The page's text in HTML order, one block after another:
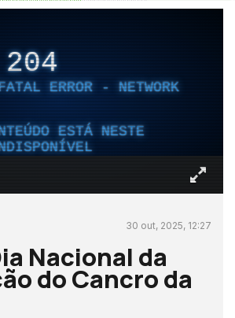
204
ERROR - NETWORK
ESTÁ NESTE
30 out, 2025, 12:27
Nacional da
do Cancro da